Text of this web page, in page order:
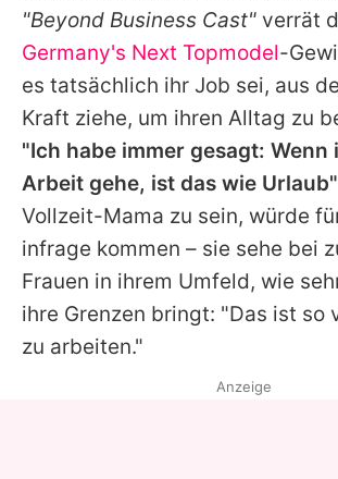
Redaktionelle
Impressum
Nutzungsbedingungen
Utiq verwalten
"Beyond Business Cast" verrät
Germany's Next Topmodel-
es tatsächlich ihr Job sei, aus
Kraft ziehe, um ihren Alltag zu
"Ich habe immer gesagt: Wenn
Arbeit gehe, ist das wie Urlaub"
Vollzeit-Mama zu sein, würde
infrage kommen – sie sehe bei
Frauen in ihrem Umfeld, wie
ihre Grenzen bringt: "Das ist so
zu arbeiten."
Anzeige